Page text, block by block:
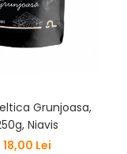
Grunjoasa,
Niavis
18,00 Lei